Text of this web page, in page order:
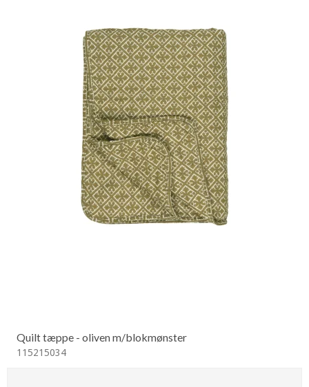
Quilt tæppe - oliven m/blokmønster
115215034